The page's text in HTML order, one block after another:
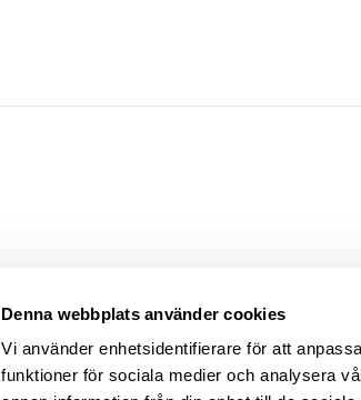
Denna webbplats använder cookies
Vi använder enhetsidentifierare för att
funktioner för sociala medier och analysera
Storgatan 1
352 33 Växjö